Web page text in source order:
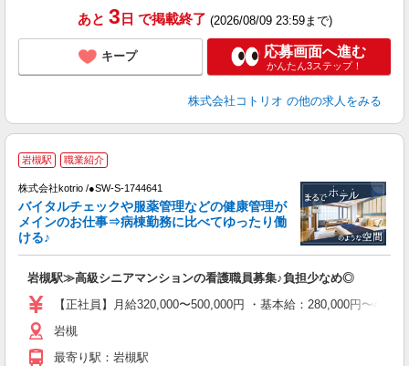
あと 3 日 で掲載終了 (2026/08/09 23:59まで)
キープ 応募画面へ進む
かんたん3ステップ！
株式会社コトリオ の他の求人をみる
岩槻駅 職業紹介
株式会社kotrio /●SW-S-1744641
バイタルチェックや服薬管理などの健康管理が
メインのお仕事⇒病棟勤務に比べてゆったり働
ける♪
岩槻駅≫高級シニアマンションの看護職員募集♪負担少なめ◎
【正社員】月給320,000〜500,000円 ・基本給：280,000円〜
岩槻
最寄り駅：岩槻駅